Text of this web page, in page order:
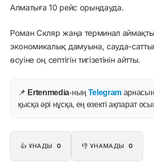
Алматыға 10 рейс орындауда.
Роман Скляр жаңа терминал
экономикалық дамуына, сауда-
өсуіне оң септігін тигізетінін айтты.
📌 Ertenmedia-ның Telegram
қысқа әрі нұсқа, ең өзекті ақпарат
👍 ҰНАДЫ 0 👎 ҰНАМАДЫ 0